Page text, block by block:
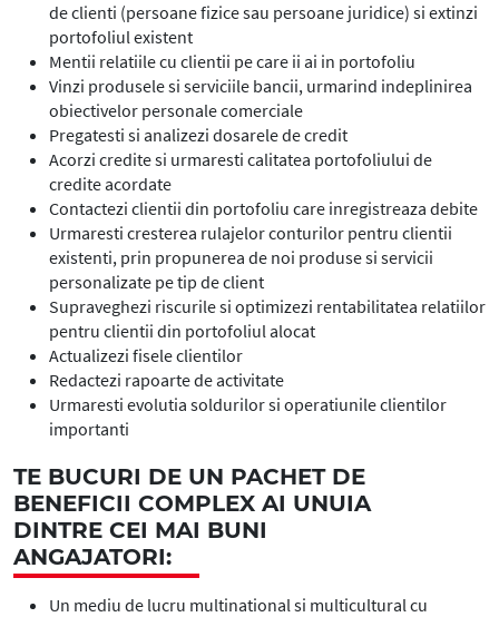
de clienti (persoane fizice sau persoane juridice) si extinzi
portofoliul existent
Mentii relatiile cu clientii pe care ii ai in portofoliu
Vinzi produsele si serviciile bancii, urmarind indeplinirea
obiectivelor personale comerciale
Pregatesti si analizezi dosarele de credit
Acorzi credite si urmaresti calitatea portofoliului de
credite acordate
Contactezi clientii din portofoliu care inregistreaza debite
Urmaresti cresterea rulajelor conturilor pentru clientii
existenti, prin propunerea de noi produse si servicii
personalizate pe tip de client
Supraveghezi riscurile si optimizezi rentabilitatea relatiilor
pentru clientii din portofoliul alocat
Actualizezi fisele clientilor
Redactezi rapoarte de activitate
Urmaresti evolutia soldurilor si operatiunile clientilor
importanti
TE BUCURI DE UN PACHET DE
BENEFICII COMPLEX AI UNUIA
DINTRE CEI MAI BUNI
ANGAJATORI:
Un mediu de lucru multinational si multicultural cu